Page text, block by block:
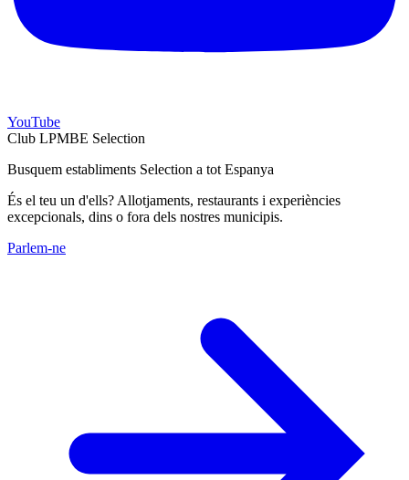
YouTube
Club LPMBE Selection
Busquem establiments Selection a tot Espanya
És el teu un d'ells? Allotjaments, restaurants i experiències
excepcionals, dins o fora dels nostres municipis.
Parlem-ne